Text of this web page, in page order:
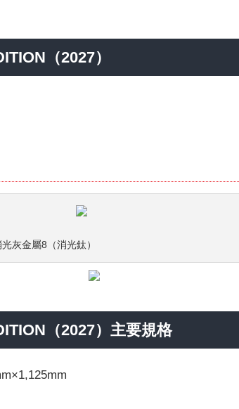
（2027）
灰金屬8（消光鈦）
（2027）主要規格